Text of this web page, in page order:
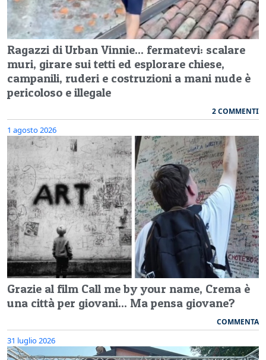
Ragazzi di Urban Vinnie... fermatevi: scalare
muri, girare sui tetti ed esplorare chiese,
campanili, ruderi e costruzioni a mani nude è
pericoloso e illegale
2 COMMENTI
1 agosto 2026
Grazie al film Call me by your name, Crema è
una città per giovani... Ma pensa giovane?
COMMENTA
31 luglio 2026